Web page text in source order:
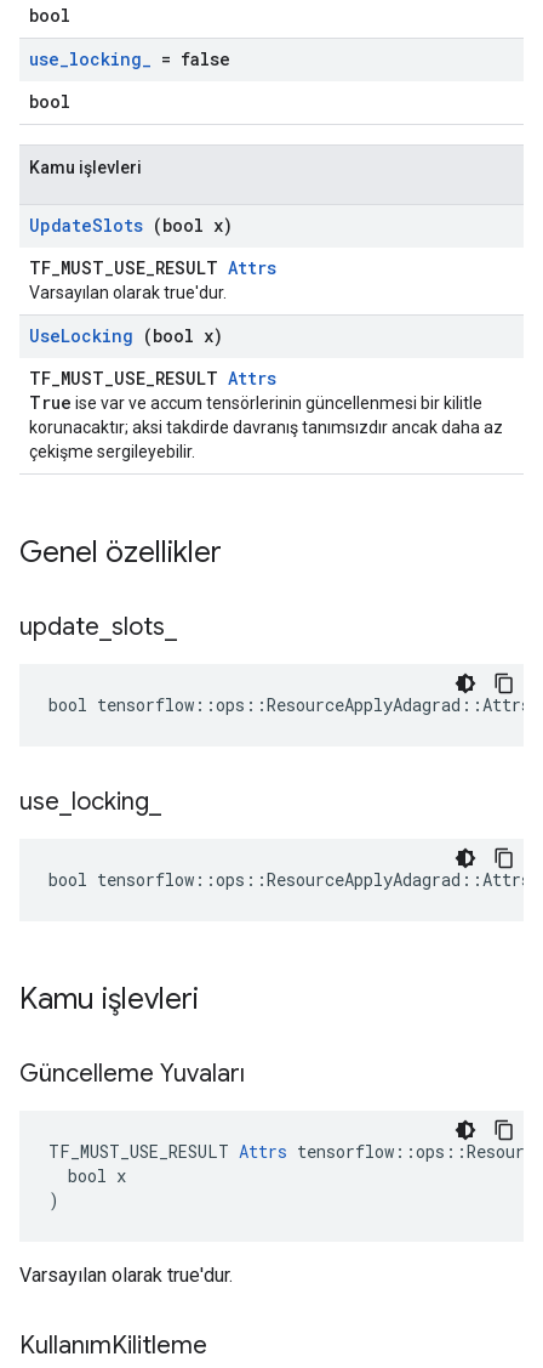
bool
use_locking_ = false
bool
Kamu işlevleri
UpdateSlots (bool x)
TF_MUST_USE_RESULT Attrs
Varsayılan olarak true'dur.
UseLocking (bool x)
TF_MUST_USE_RESULT Attrs
True ise var ve accum tensörlerinin güncellenmesi bir kilitle
korunacaktır; aksi takdirde davranış tanımsızdır ancak daha az
çekişme sergileyebilir.
Genel özellikler
update slots
bool
use locking
bool
Kamu işlevleri
Güncelleme Yuvaları
TF_MUST_USE_RESULT Attrs
  bool x
)
Varsayılan olarak true'dur.
KullanımKilitleme